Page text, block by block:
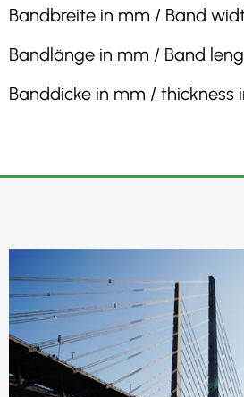
Bandbreite in mm / Band
Bandlänge in mm / Band
Banddicke in mm / thickness